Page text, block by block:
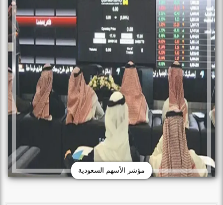
مؤشر الأسهم السعودية